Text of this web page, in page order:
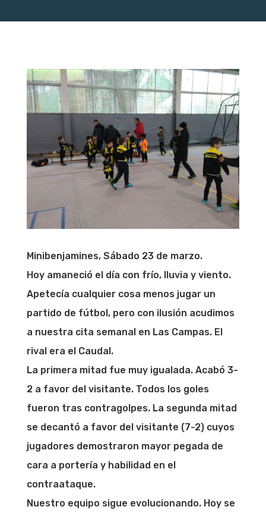
Minibenjamines, Sábado 23 de marzo.
Hoy amaneció el día con frío, lluvia y viento.
Apetecía cualquier cosa menos jugar un
partido de fútbol, pero con ilusión acudimos
a nuestra cita semanal en Las Campas. El
rival era el Caudal.
La primera mitad fue muy igualada. Acabó 3-
2 a favor del visitante. Todos los goles
fueron tras contragolpes. La segunda mitad
se decantó a favor del visitante (7-2) cuyos
jugadores demostraron mayor pegada de
cara a portería y habilidad en el
contraataque.
Nuestro equipo sigue evolucionando. Hoy se